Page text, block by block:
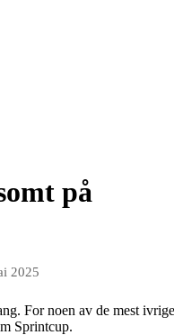
på
2025
For noen av de mest ivrige
Sprintcup.